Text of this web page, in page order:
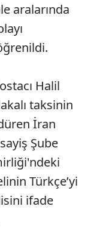
aralarında
Halil
taksinin
İran
Şube
Türkçe’yi
ifade